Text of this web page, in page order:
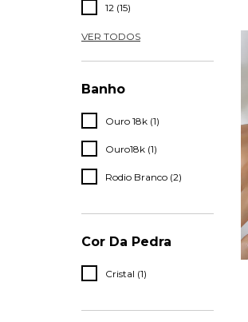
12 (15)
VER TODOS
Banho
Ouro 18k (1)
Ouro18k (1)
Rodio Branco (2)
Cor Da Pedra
Cristal (1)